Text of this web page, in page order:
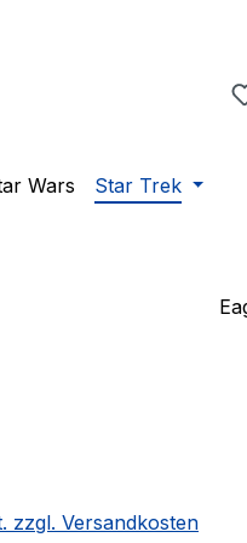
Wars Star Trek
zzgl. Versandkosten